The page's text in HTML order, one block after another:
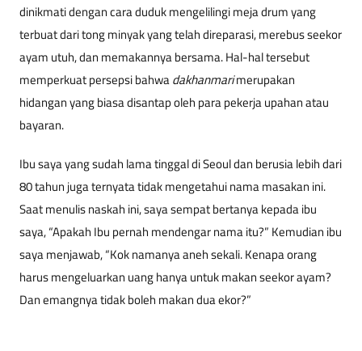
dinikmati dengan cara duduk mengelilingi meja drum yang
terbuat dari tong minyak yang telah direparasi, merebus seekor
ayam utuh, dan memakannya bersama. Hal-hal tersebut
memperkuat persepsi bahwadakhanmarimerupakan
hidangan yang biasa disantap oleh para pekerja upahan atau
bayaran.
Ibu saya yang sudah lama tinggal di Seoul dan berusia lebih dari
80 tahun juga ternyata tidak mengetahui nama masakan ini.
Saat menulis naskah ini, saya sempat bertanya kepada ibu
saya, “Apakah Ibu pernah mendengar nama itu?” Kemudian ibu
saya menjawab, “Kok namanya aneh sekali. Kenapa orang
harus mengeluarkan uang hanya untuk makan seekor ayam?
Dan emangnya tidak boleh makan dua ekor?”